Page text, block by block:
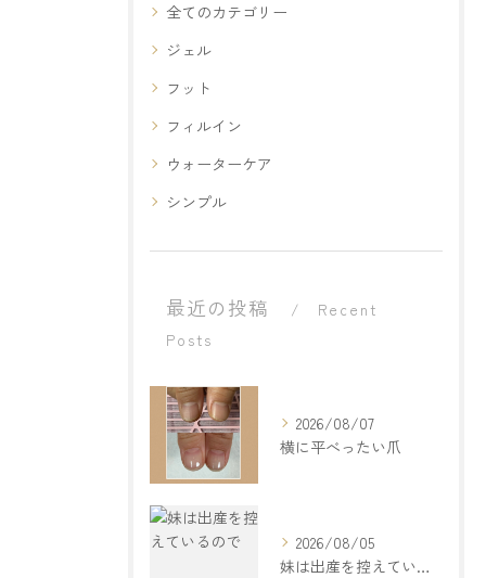
全てのカテゴリー
ジェル
フット
フィルイン
ウォーターケア
シンプル
最近の投稿
Recent
Posts
2026/08/07
横に平べったい爪
2026/08/05
妹は出産を控えているので